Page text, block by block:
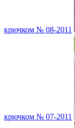
крючком № 08-2011
крючком № 07-2011